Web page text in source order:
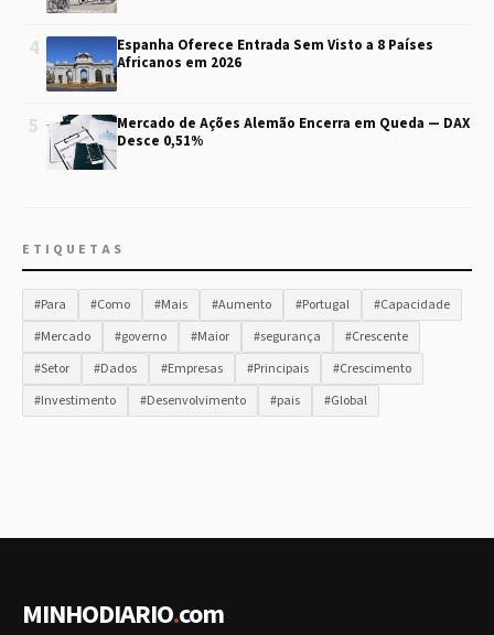
4
Espanha Oferece Entrada Sem Visto a 8 Países
Africanos em 2026
5
Mercado de Ações Alemão Encerra em Queda — DAX
Desce 0,51%
ETIQUETAS
#Para #Como #Mais #Aumento #Portugal
#Capacidade
#Mercado
#governo #Maior #segurança
#Crescente
#Setor
#Dados #Empresas #Principais
#Crescimento
#Investimento
#Desenvolvimento #pais #Global
MINHODIARIO.com